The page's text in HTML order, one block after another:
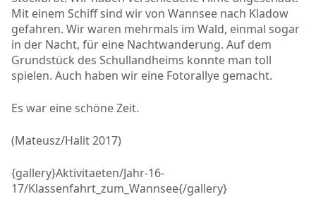
Mit einem Schiff sind wir von Wannsee nach Kladow
gefahren. Wir waren mehrmals im Wald, einmal sogar
in der Nacht, für eine Nachtwanderung. Auf dem
Grundstück des Schullandheims konnte man toll
spielen. Auch haben wir eine Fotorallye gemacht.
Es war eine schöne Zeit.
(Mateusz/Halit 2017)
{gallery}Aktivitaeten/Jahr-16-
17/Klassenfahrt_zum_Wannsee{/gallery}